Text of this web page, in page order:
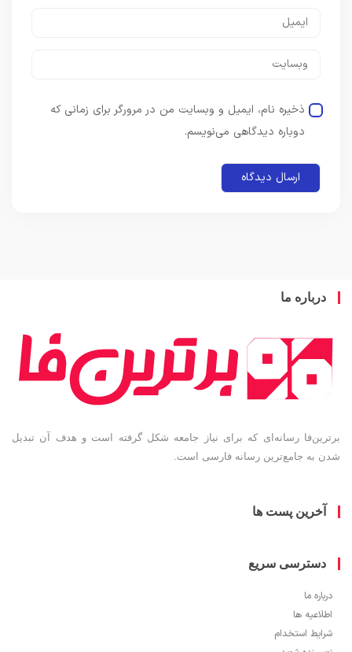
ذخیره نام، ایمیل و وبسایت من در مرورگر برای زمانی که
دوباره دیدگاهی می‌نویسم.
ما
رسانه‌ای که برای نیاز جامعه شکل گرفته است و هدف آن تبدیل
جامع‌ترین رسانه فارسی است.
پست ها
سریع
ها
استخدام